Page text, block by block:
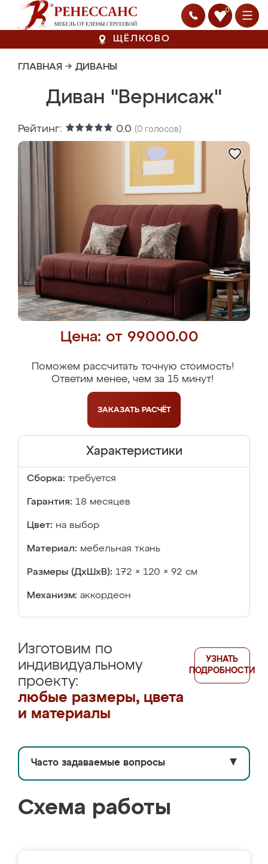
0
ЩЁЛКОВО
ГЛАВНАЯ → ДИВАНЫ
Диван "Вернисаж"
Рейтинг: 0.0 (0 голосов)
Цена: от 99000.00
Поможем рассчитать точную стоимость!
Ответим менее, чем за 15 минут!
ЗАКАЗАТЬ РАСЧЁТ
Характеристики
Сборка: требуется
Гарантия: 18 месяцев
Цвет: на выбор
Материал: мебельная ткань
Размеры (ДхШхВ): 172 × 120 × 92 см
Механизм: аккордеон
Изготовим по
индивидуальному
проекту:
любые размеры, цвета
и материалы
УЗНАТЬ
ПОДРОБНОСТИ
Часто задаваемые вопросы ▼
Схема работы